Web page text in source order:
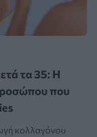
τα 35: Η
που
κολλαγόνου